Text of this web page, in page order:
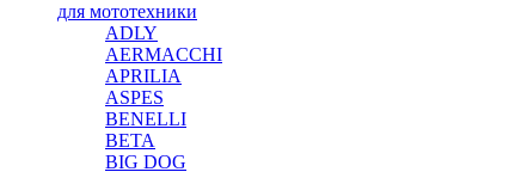
для мототехники
ADLY
AERMACCHI
APRILIA
ASPES
BENELLI
BETA
BIG DOG